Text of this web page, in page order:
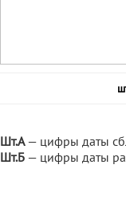
Шт.А— цифры даты
Шт.Б — цифры даты